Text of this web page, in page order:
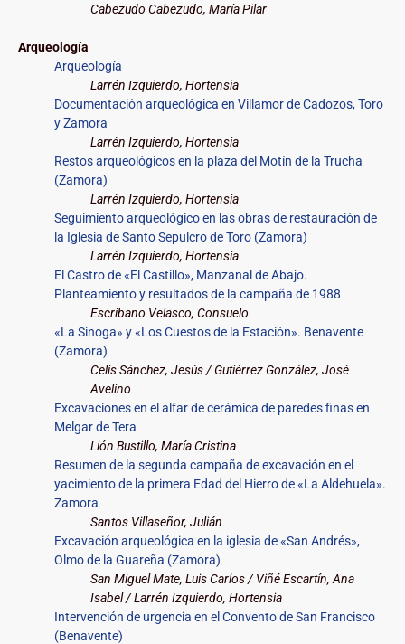
Cabezudo Cabezudo, María Pilar
Arqueología
Arqueología
Larrén Izquierdo, Hortensia
Documentación arqueológica en Villamor de Cadozos, Toro
y Zamora
Larrén Izquierdo, Hortensia
Restos arqueológicos en la plaza del Motín de la Trucha
(Zamora)
Larrén Izquierdo, Hortensia
Seguimiento arqueológico en las obras de restauración de
la Iglesia de Santo Sepulcro de Toro (Zamora)
Larrén Izquierdo, Hortensia
El Castro de «El Castillo», Manzanal de Abajo.
Planteamiento y resultados de la campaña de 1988
Escribano Velasco, Consuelo
«La Sinoga» y «Los Cuestos de la Estación». Benavente
(Zamora)
Celis Sánchez, Jesús / Gutiérrez González, José
Avelino
Excavaciones en el alfar de cerámica de paredes finas en
Melgar de Tera
Lión Bustillo, María Cristina
Resumen de la segunda campaña de excavación en el
yacimiento de la primera Edad del Hierro de «La Aldehuela».
Zamora
Santos Villaseñor, Julián
Excavación arqueológica en la iglesia de «San Andrés»,
Olmo de la Guareña (Zamora)
San Miguel Mate, Luis Carlos / Viñé Escartín, Ana
Isabel / Larrén Izquierdo, Hortensia
Intervención de urgencia en el Convento de San Francisco
(Benavente)